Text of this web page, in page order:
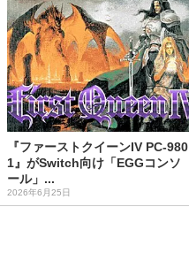
『ファーストクイーンIV PC-980
1』がSwitch向け「EGGコンソ
ール」...
2026年6月25日